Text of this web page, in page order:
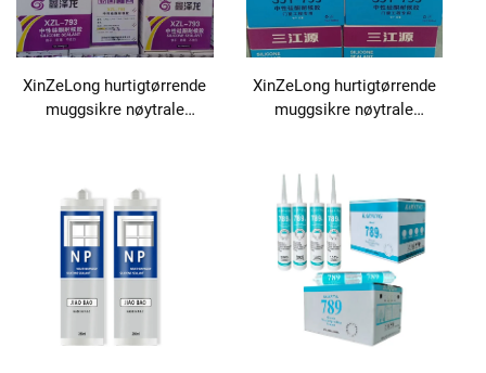
XinZeLong hurtigtørrende
muggsikre nøytrale
XinZeLong hurtigtørrende
muggsikre nøytrale
tetningsapplikasjoner